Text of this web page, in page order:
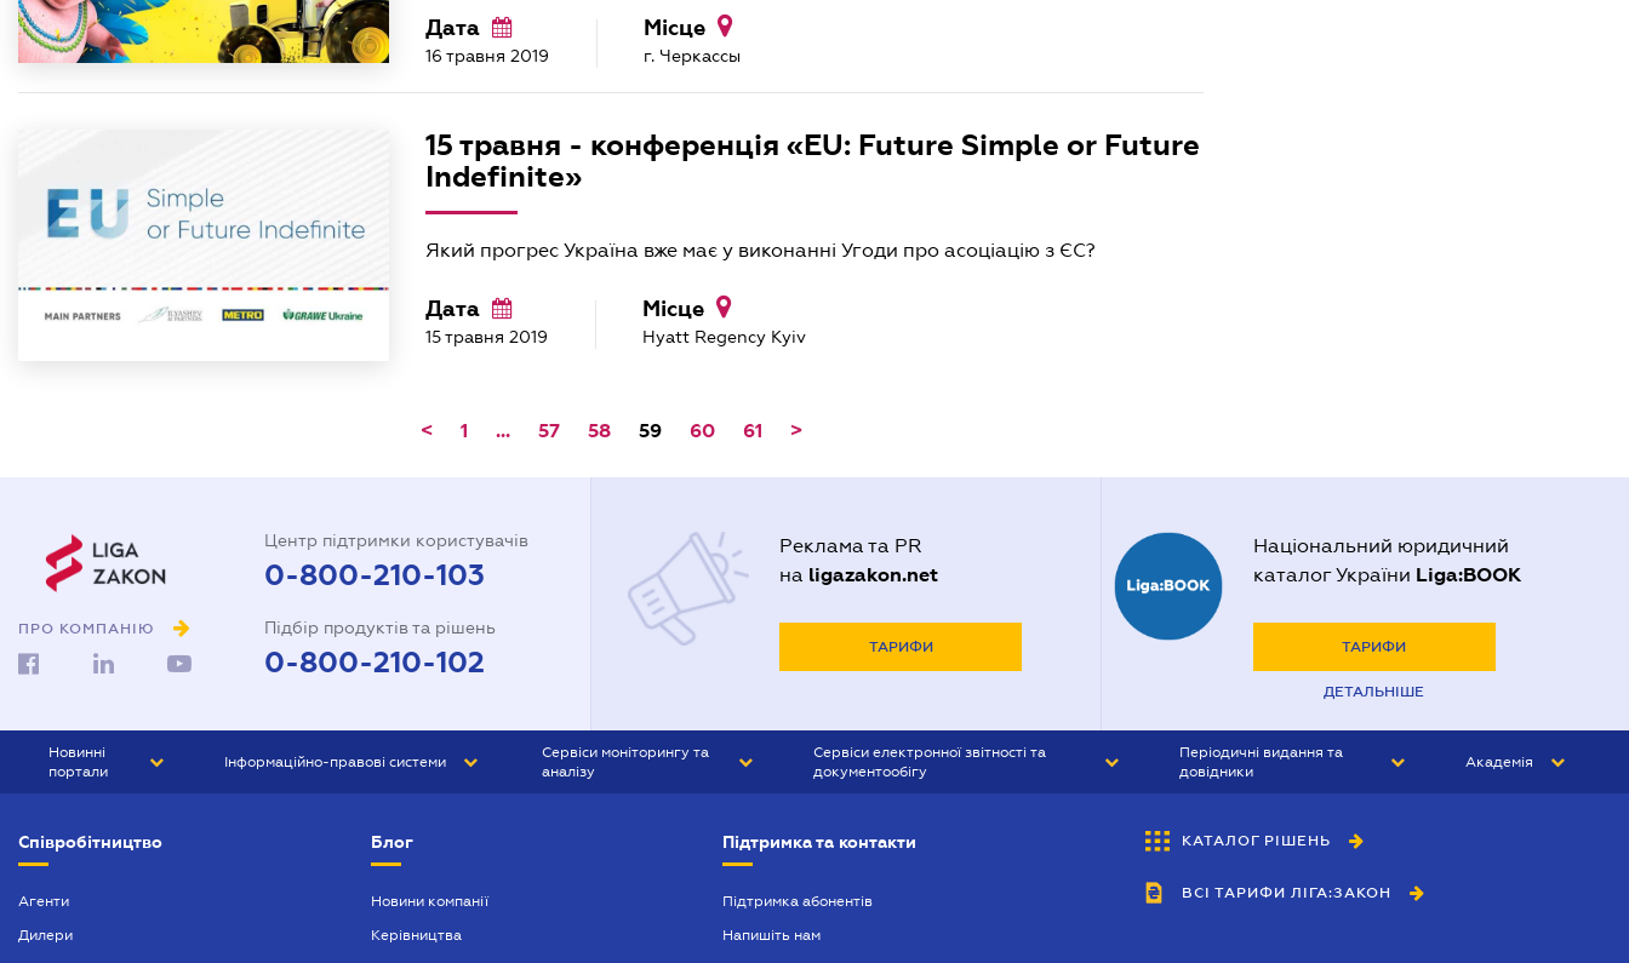
Дата
16 травня 2019
Місце
г. Черкассы
15 травня - конференція «EU: Future Simple or Future
Indefinite»
Який прогрес Україна вже має у виконанні Угоди про асоціацію з ЄС?
Дата
15 травня 2019
Місце
Hyatt Regency Kyiv
< 1 ... 57 58 59 60 61 >
ПРО КОМПАНІЮ
Центр підтримки користувачів
0-800-210-103
Підбір продуктів та рішень
0-800-210-102
Реклама та PR
на ligazakon.net
ТАРИФИ
Національний юридичний
каталог України Liga:BOOK
ТАРИФИ
ДЕТАЛЬНІШЕ
Новинні
портали
БІЗНЕС
Інформаційно-правові системи
БУХГАЛТЕР ПРОФ
Сервіси моніторингу та
аналізу
Сервіси електронної звітності та
документообігу
Періодичні видання та
довідники
БУХГАЛТЕР&ЗАКОН
ВІСНИК МСФЗ
Академія
Співробітництво
Агенти
Дилери
Блог
Новини компанії
Керівництва
Підтримка та контакти
Підтримка абонентів
Напишіть нам
КАТАЛОГ РІШЕНЬ
ВСІ ТАРИФИ ЛІГА:ЗАКОН